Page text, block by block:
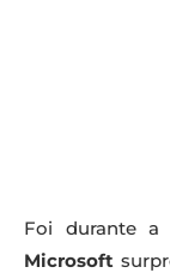
Foi durante a
Microsoft